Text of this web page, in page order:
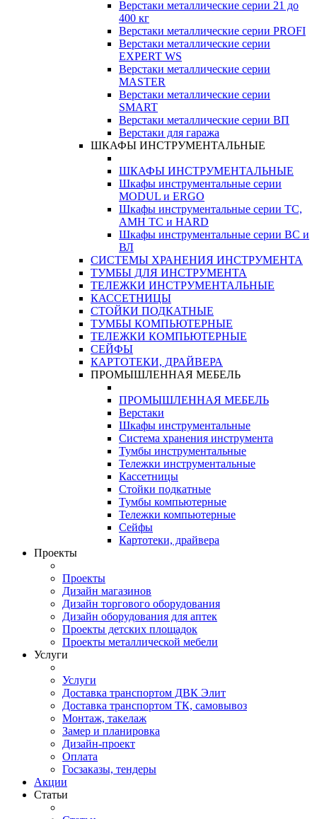
Верстаки металлические серии 21 до
400 кг
Верстаки металлические серии PROFI
Верстаки металлические серии
EXPERT WS
Верстаки металлические серии
MASTER
Верстаки металлические серии
SMART
Верстаки металлические серии ВП
Верстаки для гаража
ШКАФЫ ИНСТРУМЕНТАЛЬНЫЕ
ШКАФЫ ИНСТРУМЕНТАЛЬНЫЕ
Шкафы инструментальные серии
MODUL и ERGO
Шкафы инструментальные серии ТС,
АМН ТС и HARD
Шкафы инструментальные серии ВС и
ВЛ
СИСТЕМЫ ХРАНЕНИЯ ИНСТРУМЕНТА
ТУМБЫ ДЛЯ ИНСТРУМЕНТА
ТЕЛЕЖКИ ИНСТРУМЕНТАЛЬНЫЕ
КАССЕТНИЦЫ
СТОЙКИ ПОДКАТНЫЕ
ТУМБЫ КОМПЬЮТЕРНЫЕ
ТЕЛЕЖКИ КОМПЬЮТЕРНЫЕ
СЕЙФЫ
КАРТОТЕКИ, ДРАЙВЕРА
ПРОМЫШЛЕННАЯ МЕБЕЛЬ
ПРОМЫШЛЕННАЯ МЕБЕЛЬ
Верстаки
Шкафы инструментальные
Система хранения инструмента
Тумбы инструментальные
Тележки инструментальные
Кассетницы
Стойки подкатные
Тумбы компьютерные
Тележки компьютерные
Сейфы
Картотеки, драйвера
Проекты
Проекты
Дизайн магазинов
Дизайн торгового оборудования
Дизайн оборудования для аптек
Проекты детских площадок
Проекты металлической мебели
Услуги
Услуги
Доставка транспортом ДВК Элит
Доставка транспортом ТК, самовывоз
Монтаж, такелаж
Замер и планировка
Дизайн-проект
Оплата
Госзаказы, тендеры
Акции
Статьи